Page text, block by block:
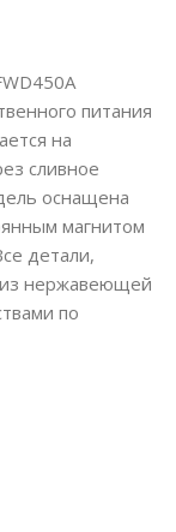
питания
на
сливное
оснащена
магнитом
детали,
нержавеющей
по